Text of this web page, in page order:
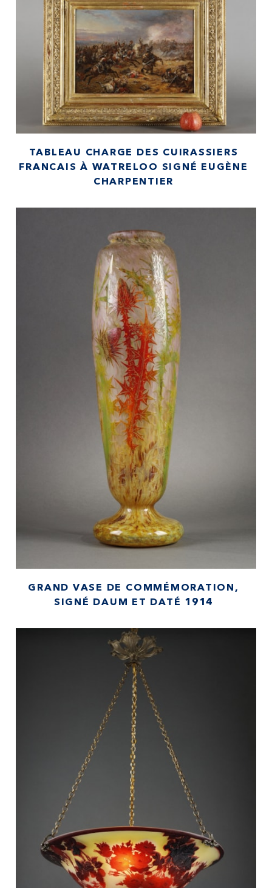
TABLEAU CHARGE DES CUIRASSIERS
FRANCAIS À WATRELOO SIGNÉ EUGÈNE
CHARPENTIER
GRAND VASE DE COMMÉMORATION,
SIGNÉ DAUM ET DATÉ 1914